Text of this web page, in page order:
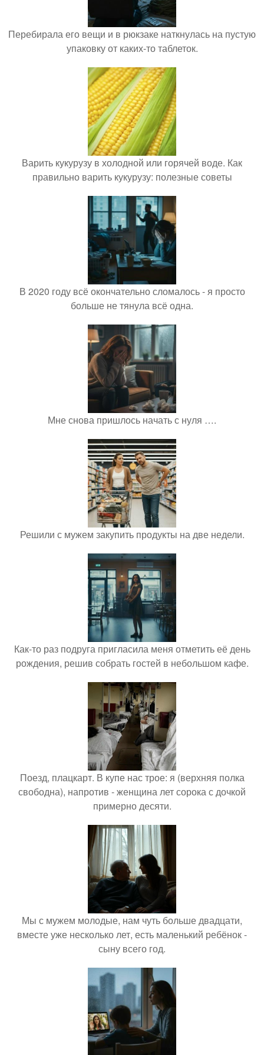
Перебирала его вещи и в рюкзаке наткнулась на пустую
упаковку от каких-то таблеток.
Варить кукурузу в холодной или горячей воде. Как
правильно варить кукурузу: полезные советы
В 2020 году всё окончательно сломалось - я просто
больше не тянула всё одна.
Мне снова пришлось начать с нуля ….
Решили с мужем закупить продукты на две недели.
Как-то раз подруга пригласила меня отметить её день
рождения, решив собрать гостей в небольшом кафе.
Поезд, плацкарт. В купе нас трое: я (верхняя полка
свободна), напротив - женщина лет сорока с дочкой
примерно десяти.
Мы с мужем молодые, нам чуть больше двадцати,
вместе уже несколько лет, есть маленький ребёнок -
сыну всего год.